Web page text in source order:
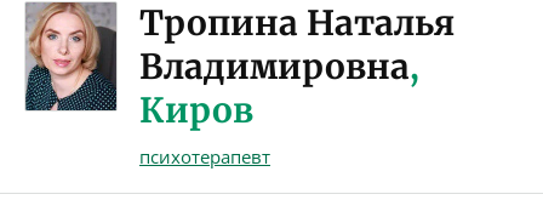
Тропина Наталья
Владимировна,
Киров
психотерапевт